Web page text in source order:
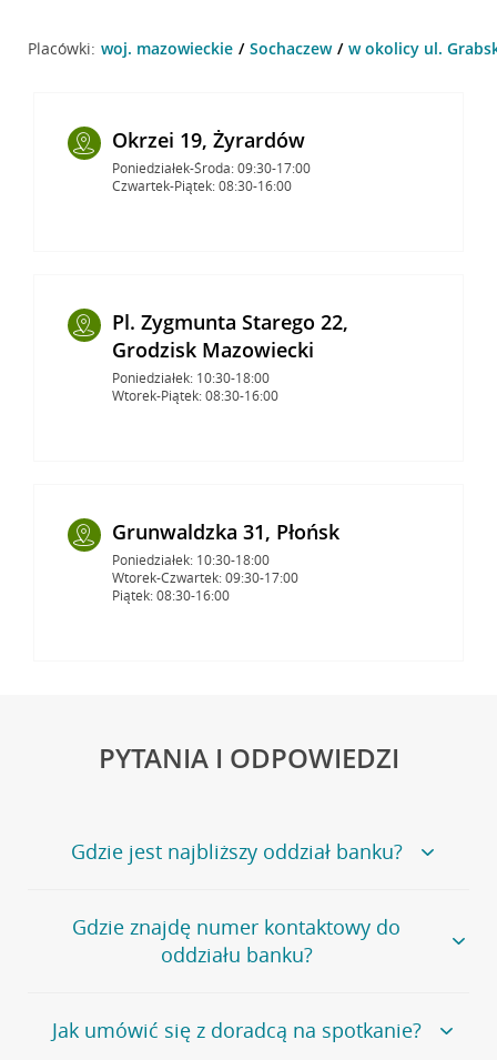
Placówki: woj. mazowieckie Sochaczew w okolicy ul.
Okrzei 19, Żyrardów
Poniedziałek-Środa: 09:30-17:00
Czwartek-Piątek: 08:30-16:00
Pl. Zygmunta Starego 22,
Grodzisk Mazowiecki
Poniedziałek: 10:30-18:00
Wtorek-Piątek: 08:30-16:00
Grunwaldzka 31, Płońsk
Poniedziałek: 10:30-18:00
Wtorek-Czwartek: 09:30-17:00
Piątek: 08:30-16:00
PYTANIA I ODPOWIEDZI
Gdzie jest najbliższy oddział banku?
Jeśli szukasz oddziału naszego banku, zapraszamy na
stronęPlacówki i bankomaty, na której znajduje się
wygodna wyszukiwarka.
oddziałów
Gdzie znajdę numer kontaktowy do
oddziału banku?
Bank Credit Agricole nie udostępnia ogólnego numeru
telefonu do placówki bankowej.
Jak umówić się z doradcą na spotkanie?